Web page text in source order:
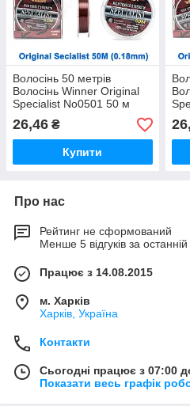
Волосінь 50 метрів
Волосінь Winner Original
Specialist No0501 50 м
0,18 мм *
26,46 ₴
Купити
Про нас
Рейтинг не сформований
Менше 5 відгуків за останній
Працює з 14.08.2015
м. Харків
Харків, Україна
Контакти
Сьогодні працює з 07:00
Показати весь графік